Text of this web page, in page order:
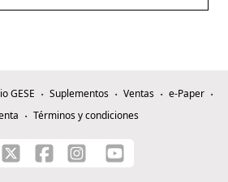
GESE Suplementos Ventas
e-Paper
Términos y condiciones